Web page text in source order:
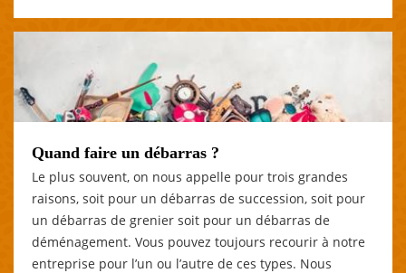
Quand faire un débarras ?
Le plus souvent, on nous appelle pour trois grandes
raisons, soit pour un débarras de succession, soit pour
un débarras de grenier soit pour un débarras de
déménagement. Vous pouvez toujours recourir à notre
entreprise pour l’un ou l’autre de ces types. Nous